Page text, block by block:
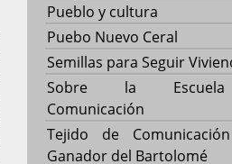
Pueblo y cultura
Puebo Nuevo Ceral
Semillas para Seguir
Sobre la
Comunicación
Tejido de
Ganador del Bartolomé